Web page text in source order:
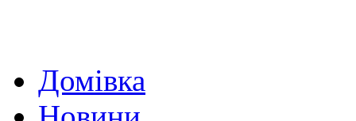
Домівка